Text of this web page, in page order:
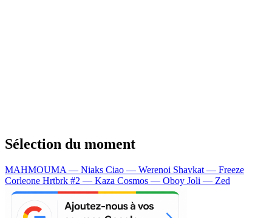
Sélection du moment
MAHMOUMA — Niaks Ciao — Werenoi Shavkat — Freeze
Corleone Hrtbrk #2 — Kaza Cosmos — Oboy Joli — Zed